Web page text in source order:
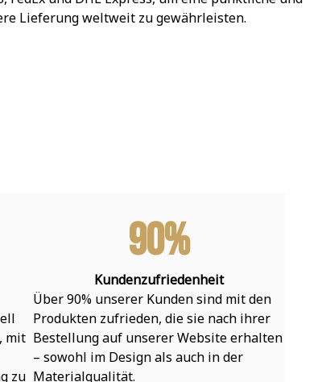
Lieferung weltweit zu gewährleisten.
mit
zu
90%
Kundenzufriedenheit
Über 90% unserer Kunden sind mit den
Produkten zufrieden, die sie nach ihrer
Bestellung auf unserer Website erhalten
– sowohl im Design als auch in der
Materialqualität.